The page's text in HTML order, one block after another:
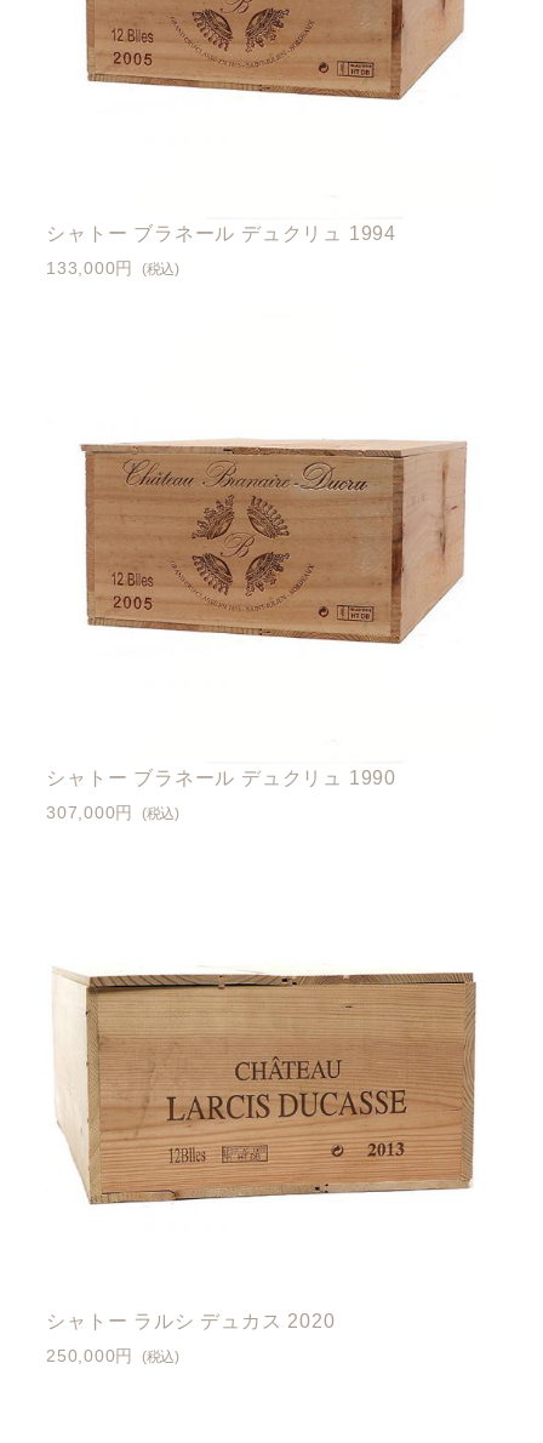
シャトー ブラネール デュクリュ 1994
133,000円 (税込)
シャトー ブラネール デュクリュ 1990
307,000円 (税込)
シャトー ラルシ デュカス 2020
250,000円 (税込)